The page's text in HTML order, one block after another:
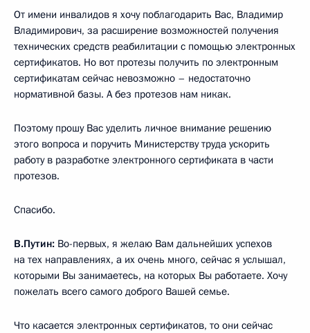
От имени инвалидов я хочу поблагодарить Вас, Владимир
Владимирович, за расширение возможностей получения
технических средств реабилитации с помощью электронных
сертификатов. Но вот протезы получить по электронным
сертификатам сейчас невозможно – недостаточно
нормативной базы. А без протезов нам никак.
Поэтому прошу Вас уделить личное внимание решению
этого вопроса и поручить Министерству труда ускорить
работу в разработке электронного сертификата в части
протезов.
Спасибо.
В.Путин: Во-первых, я желаю Вам дальнейших успехов
на тех направлениях, а их очень много, сейчас я услышал,
которыми Вы занимаетесь, на которых Вы работаете. Хочу
пожелать всего самого доброго Вашей семье.
Что касается электронных сертификатов, то они сейчас